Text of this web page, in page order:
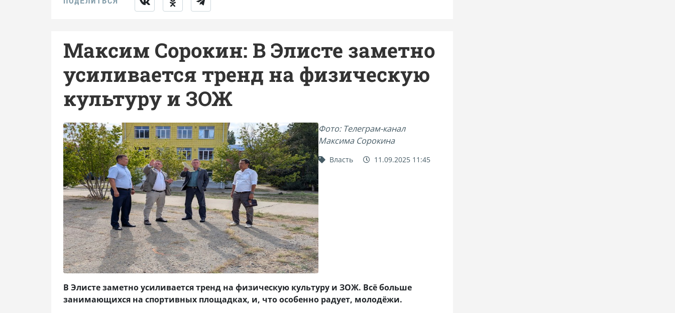
Максим Сорокин: В Элисте заметно
усиливается тренд на физическую
культуру и ЗОЖ
Фото: Телеграм-канал
Максима Сорокина
Власть 11.09.2025 11:45
В Элисте заметно усиливается тренд на физическую культуру и ЗОЖ. Всё больше
занимающихся на спортивных площадках, и, что особенно радует, молодёжи.